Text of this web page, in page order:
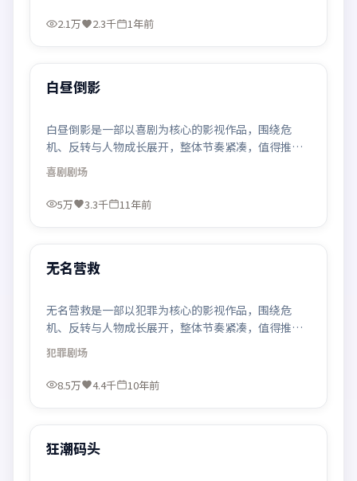
2.1万 2.3千 1年前
最新
白昼倒影
白昼倒影是一部以喜剧为核心的影视作品，围绕危
机、反转与人物成长展开，整体节奏紧凑，值得推荐
观看。
喜剧剧场
5万 3.3千 11年前
最新
无名营救
无名营救是一部以犯罪为核心的影视作品，围绕危
机、反转与人物成长展开，整体节奏紧凑，值得推荐
观看。
犯罪剧场
8.5万 4.4千 10年前
最新
狂潮码头